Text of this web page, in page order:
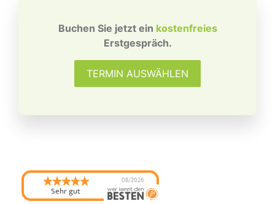
Buchen Sie jetzt ein kostenfreies
Erstgespräch.
TERMIN AUSWÄHLEN
Sehr gut
08/2026